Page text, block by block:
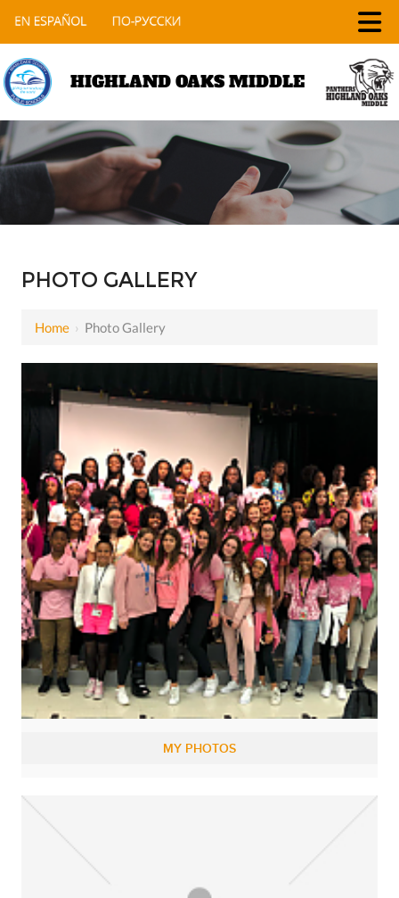
HIGHLAND OAKS MIDDLE
PHOTO GALLERY
Home › Photo Gallery
MY PHOTOS